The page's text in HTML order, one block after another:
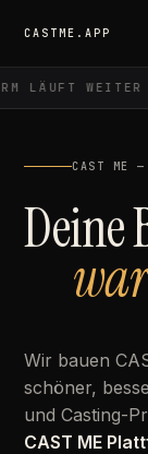
CASTME.APP
LÄUFT WEITER
CAST ME
Deine
Wir bauen
schöner,
und Casting-
CAST ME